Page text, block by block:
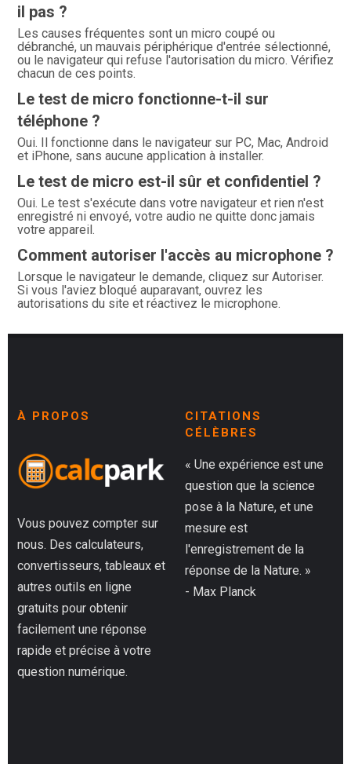
il pas ?
Les causes fréquentes sont un micro coupé ou
débranché, un mauvais périphérique d'entrée sélectionné,
ou le navigateur qui refuse l'autorisation du micro. Vérifiez
chacun de ces points.
Le test de micro fonctionne-t-il sur
téléphone ?
Oui. Il fonctionne dans le navigateur sur PC, Mac, Android
et iPhone, sans aucune application à installer.
Le test de micro est-il sûr et confidentiel ?
Oui. Le test s'exécute dans votre navigateur et rien n'est
enregistré ni envoyé, votre audio ne quitte donc jamais
votre appareil.
Comment autoriser l'accès au microphone ?
Lorsque le navigateur le demande, cliquez sur Autoriser.
Si vous l'aviez bloqué auparavant, ouvrez les
autorisations du site et réactivez le microphone.
À PROPOS
Vous pouvez compter sur
nous. Des calculateurs,
convertisseurs, tableaux et
autres outils en ligne
gratuits pour obtenir
facilement une réponse
rapide et précise à votre
question numérique.
CITATIONS
CÉLÈBRES
« Une expérience est une
question que la science
pose à la Nature, et une
mesure est
l'enregistrement de la
réponse de la Nature. »
- Max Planck